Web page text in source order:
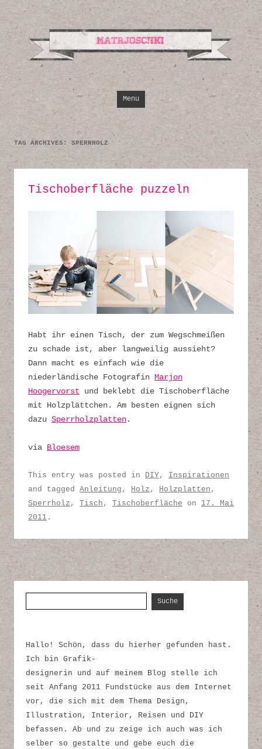
Design,
Menu Skip to content
TAG ARCHIVES:SPERRHOLZ
Tischoberfläche puzzeln
Habt ihr einen Tisch, der zum Wegschmeißen
zu schade ist, aber langweilig aussieht?
Dann macht es einfach wie die
niederländische Fotografin Marjon
Hoogervorst und beklebt die Tischoberfläche
mit Holzplättchen. Am besten eignen sich
dazu Sperrholzplatten.
via Bloesem
This entry was posted in DIY, Inspirationen
and tagged Anleitung , Holz , Holzplatten ,
Sperrholz , Tisch , Tischoberfläche on 17. Mai
2011 .
Hallo! Schön, dass du hierher gefunden hast.
Ich bin Grafik-
designerin und auf meinem Blog stelle ich
seit Anfang 2011 Fundstücke aus dem Internet
vor, die sich mit dem Thema Design,
Illustration, Interior, Reisen und DIY
befassen. Ab und zu zeige ich auch was ich
selber so gestalte und gebe euch die